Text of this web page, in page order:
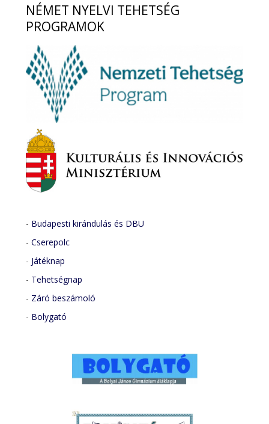
NÉMET NYELVI TEHETSÉG
PROGRAMOK
- Budapesti kirándulás és DBU
-Cserepolc
- Játéknap
- Tehetségnap
- Záró beszámoló
- Bolygató